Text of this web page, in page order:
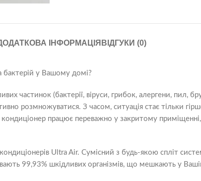
ІНФОРМАЦІЯ ВІДГУКИ (0)
у Вашому домі?
частинок (бактерії, віруси, грибок, алергени, пил,
розмножуватися. З часом, ситуація стає тільки
працює переважно у закритому приміщенні,
Ultra Air. Сумісний з будь-якою спліт
99,93% шкідливих організмів, що мешкають у